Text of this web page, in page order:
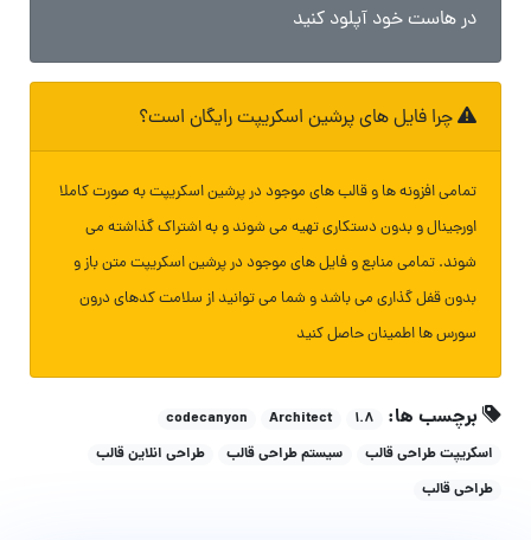
در هاست خود آپلود کنید
چرا فایل های پرشین اسکریپت رایگان است؟
تمامی افزونه ها و قالب های موجود در پرشین اسکریپت به صورت کاملا
اورجینال و بدون دستکاری تهیه می شوند و به اشتراک گذاشته می
شوند. تمامی منابع و فایل های موجود در پرشین اسکریپت متن باز و
بدون قفل گذاری می باشد و شما می توانید از سلامت کدهای درون
سورس ها اطمینان حاصل کنید
برچسب ها: ۱.۸ Architect
codecanyon
اسکریپت طراحی قالب
سیستم طراحی قالب
طراحی انلاین قالب
طراحی قالب